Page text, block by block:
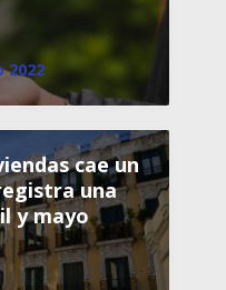
2022
cae un
una
y mayo